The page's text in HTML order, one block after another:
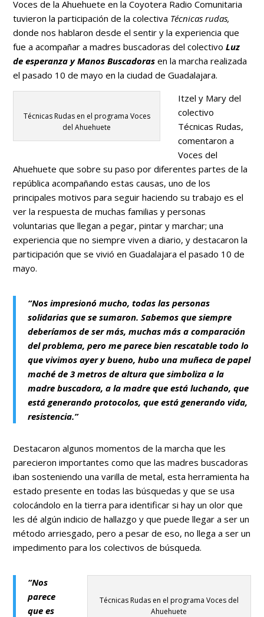
Voces de la Ahuehuete en la Coyotera Radio Comunitaria
tuvieron la participación de la colectiva Técnicas rudas,
donde nos hablaron desde el sentir y la experiencia que
fue a acompañar a madres buscadoras del colectivoLuz
de esperanza y Manos Buscadorasen la marcha realizada
el pasado 10 de mayo en la ciudad de Guadalajara.
Técnicas Rudas en el programa Voces
del Ahuehuete
Itzel y Mary del
colectivo
Técnicas Rudas,
comentaron a
Voces del
Ahuehuete que sobre su paso por diferentes partes de la
república acompañando estas causas,uno de los
principales motivos para seguir haciendo su trabajo es el
ver la respuesta de muchas familias y personas
voluntarias que llegan a pegar, pintar y marchar; una
experiencia que no siempre viven a diario, y destacaron la
participación que se vivió en Guadalajara el pasado 10 de
mayo.
“Nos impresionó mucho, todas las personas
solidarias que se sumaron. Sabemos que siempre
deberíamos de ser más, muchas más a comparación
del problema, pero me parece bien rescatable todo lo
que vivimos ayer y bueno, hubo una muñeca de papel
maché de 3 metros de altura que simboliza a la
madre buscadora, a la madre que está luchando, que
está generando protocolos, que está generando vida,
resistencia.”
Destacaron algunos momentos de la marcha que les
parecieron importantes como que las madres buscadoras
iban sosteniendo una varilla de metal, esta herramienta ha
estado presente en todas las búsquedas y que se usa
colocándolo en la tierra para identificar si hay un olor que
les dé algún indicio de hallazgo y que puede llegar a ser un
método arriesgado, pero a pesar de eso, no llega a ser un
impedimento para los colectivos de búsqueda.
Técnicas Rudas en el programa Voces del
Ahuehuete
“Nos
parece
que es